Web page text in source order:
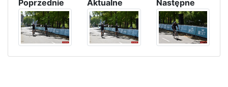
Poprzednie Aktualne Następne